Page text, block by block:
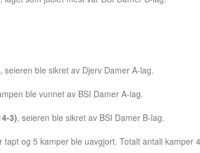
, seieren ble sikret av Djerv Damer A-lag.
ble vunnet av BSI Damer A-lag.
3), seieren ble sikret av BSI Damer B-lag.
og 5 kamper ble uavgjort. Totalt antall kamper